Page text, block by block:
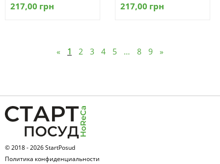
217,00 грн 217,00 грн
« 1 2 3 4 5 … 8 9 »
© 2018 - 2026 StartPosud
Политика конфиденциальности